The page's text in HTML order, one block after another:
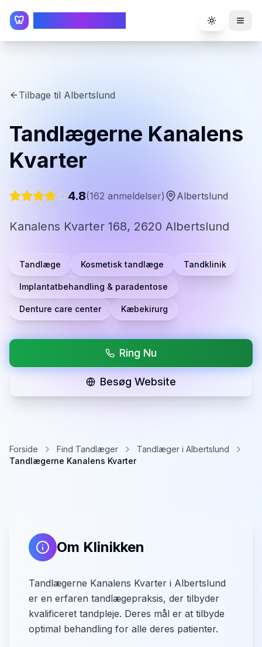
🦷 Toggle
Tilbage til Albertslund
Tandlægerne Kanalens
Kvarter
4.8(162 anmeldelser) Albertslund
Kanalens Kvarter 168, 2620 Albertslund
Tandlæge Kosmetisk tandlæge Tandklinik
Implantatbehandling & paradentose
Denture care center Kæbekirurg
Ring Nu
Besøg Website
Forside Find Tandlæger
Tandlæger i Albertslund
Tandlægerne Kanalens Kvarter
Om Klinikken
Tandlægerne Kanalens Kvarter i Albertslund
er en erfaren tandlægepraksis, der tilbyder
kvalificeret tandpleje. Deres mål er at tilbyde
optimal behandling for alle deres patienter.